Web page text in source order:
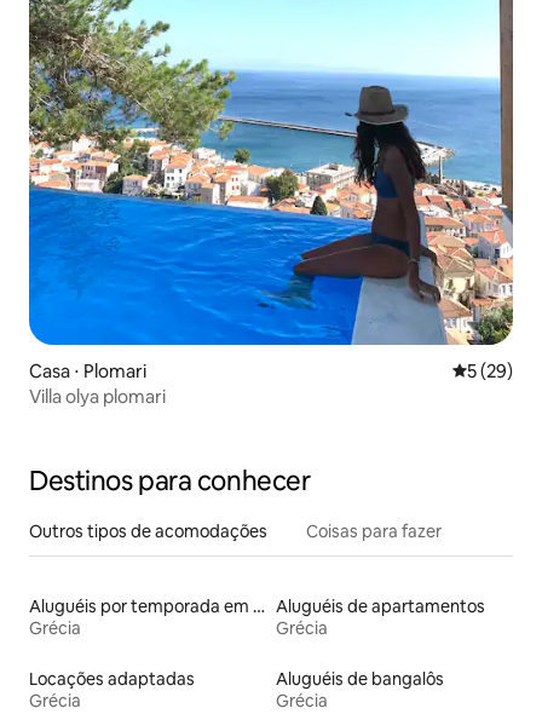
Casa ⋅ Plomari 5 de uma
5 (29)
Villa olya plomari
Destinos para conhecer
Outros tipos de acomodações Coisas para fazer
Aluguéis por temporada em hotéis-fazenda
Grécia
Aluguéis de apartamentos
Grécia
Locações adaptadas
Grécia
Aluguéis de bangalôs
Grécia